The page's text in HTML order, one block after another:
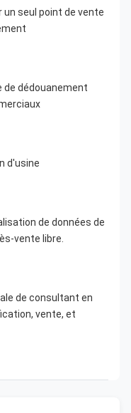
un seul point de vente
de dédouanement
d'usine
de données de
vente libre.
de consultant en
vente, et